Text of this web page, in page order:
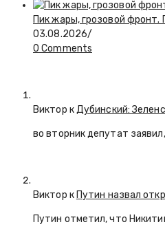
Пик жары, грозовой фронт.
03.08.2026/
0 Comments
Виктор кДубинский:
во вторник депутат
Виктор к Путин назвал
Путин отметил, что